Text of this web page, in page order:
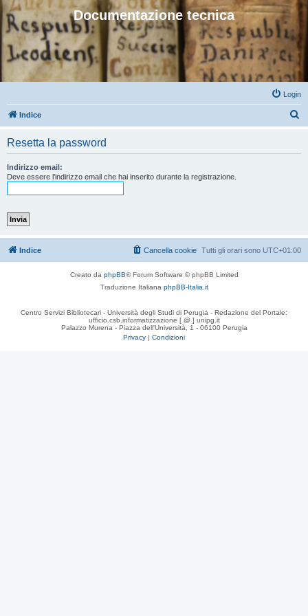
Documentazione tecnica
Login
Indice
Resetta la password
Indirizzo email:
Deve essere l’indirizzo email che hai inserito durante la registrazione.
Indice Tutti gli orari sono UTC+01:00
Cancella cookie
Creato da phpBB® Forum Software © phpBB Limited
Traduzione Italiana phpBB-Italia.it
Centro Servizi Bibliotecari - Università degli Studi di Perugia - Redazione del Portale:
ufficio.csb.informatizzazione [ @ ] unipg.it
Palazzo Murena - Piazza dell'Università, 1 - 06100 Perugia
Privacy | Condizioni